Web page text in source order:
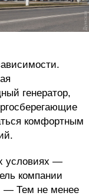
генератор,
комфортным
условиях —
компании
— Тем не менее